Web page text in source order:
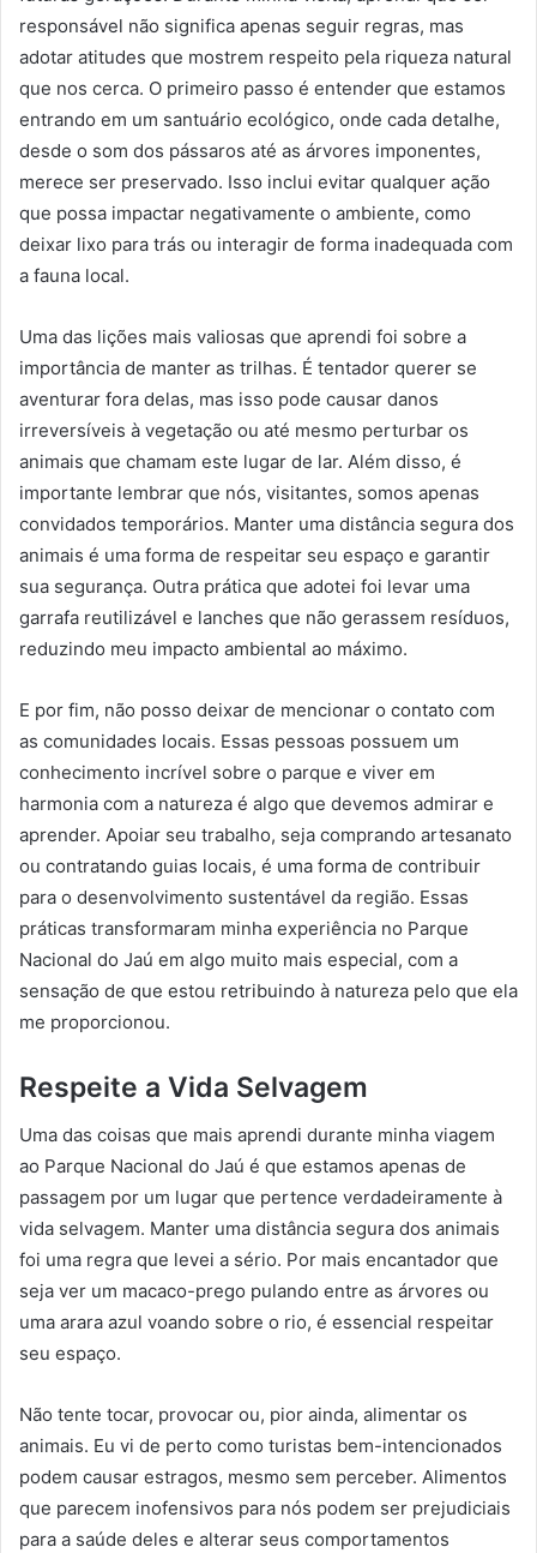
responsável não significa apenas seguir regras, mas
adotar atitudes que mostrem respeito pela riqueza natural
que nos cerca. O primeiro passo é entender que estamos
entrando em um santuário ecológico, onde cada detalhe,
desde o som dos pássaros até as árvores imponentes,
merece ser preservado. Isso inclui evitar qualquer ação
que possa impactar negativamente o ambiente, como
deixar lixo para trás ou interagir de forma inadequada com
a fauna local.
Uma das lições mais valiosas que aprendi foi sobre a
importância de manter as trilhas. É tentador querer se
aventurar fora delas, mas isso pode causar danos
irreversíveis à vegetação ou até mesmo perturbar os
animais que chamam este lugar de lar. Além disso, é
importante lembrar que nós, visitantes, somos apenas
convidados temporários. Manter uma distância segura dos
animais é uma forma de respeitar seu espaço e garantir
sua segurança. Outra prática que adotei foi levar uma
garrafa reutilizável e lanches que não gerassem resíduos,
reduzindo meu impacto ambiental ao máximo.
E por fim, não posso deixar de mencionar o contato com
as comunidades locais. Essas pessoas possuem um
conhecimento incrível sobre o parque e viver em
harmonia com a natureza é algo que devemos admirar e
aprender. Apoiar seu trabalho, seja comprando artesanato
ou contratando guias locais, é uma forma de contribuir
para o desenvolvimento sustentável da região. Essas
práticas transformaram minha experiência no Parque
Nacional do Jaú em algo muito mais especial, com a
sensação de que estou retribuindo à natureza pelo que ela
me proporcionou.
Respeite a Vida Selvagem
Uma das coisas que mais aprendi durante minha viagem
ao Parque Nacional do Jaú é que estamos apenas de
passagem por um lugar que pertence verdadeiramente à
vida selvagem. Manter uma distância segura dos animais
foi uma regra que levei a sério. Por mais encantador que
seja ver um macaco-prego pulando entre as árvores ou
uma arara azul voando sobre o rio, é essencial respeitar
seu espaço.
Não tente tocar, provocar ou, pior ainda, alimentar os
animais. Eu vi de perto como turistas bem-intencionados
podem causar estragos, mesmo sem perceber. Alimentos
que parecem inofensivos para nós podem ser prejudiciais
para a saúde deles e alterar seus comportamentos